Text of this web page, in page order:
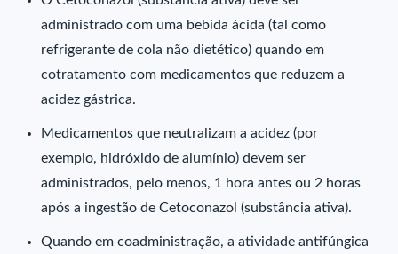
administrado com uma bebida ácida (tal como
refrigerante de cola não dietético) quando em
cotratamento com medicamentos que reduzem a
acidez gástrica.
Medicamentos que neutralizam a acidez (por
exemplo, hidróxido de alumínio) devem ser
administrados, pelo menos, 1 hora antes ou 2 horas
após a ingestão de Cetoconazol (substância ativa).
Quando em coadministração, a atividade antifúngica